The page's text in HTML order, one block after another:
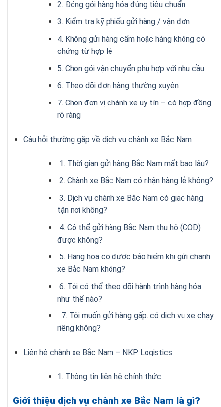
2. Đóng gói hàng hóa đúng tiêu chuẩn
3. Kiểm tra kỹ phiếu gửi hàng / vận đơn
4. Không gửi hàng cấm hoặc hàng không có
chứng từ hợp lệ
5. Chọn gói vận chuyển phù hợp với nhu cầu
6. Theo dõi đơn hàng thường xuyên
7. Chọn đơn vị chành xe uy tín – có hợp đồng
rõ ràng
Câu hỏi thường gặp về dịch vụ chành xe Bắc Nam
1. Thời gian gửi hàng Bắc Nam mất bao lâu?
2. Chành xe Bắc Nam có nhận hàng lẻ không?
3. Dịch vụ chành xe Bắc Nam có giao hàng
tận nơi không?
4. Có thể gửi hàng Bắc Nam thu hộ (COD)
được không?
5. Hàng hóa có được bảo hiểm khi gửi chành
xe Bắc Nam không?
6. Tôi có thể theo dõi hành trình hàng hóa
như thế nào?
7. Tôi muốn gửi hàng gấp, có dịch vụ xe chạy
riêng không?
Liên hệ chành xe Bắc Nam – NKP Logistics
1. Thông tin liên hệ chính thức
Giới thiệu dịch vụ chành xe Bắc Nam là gì?